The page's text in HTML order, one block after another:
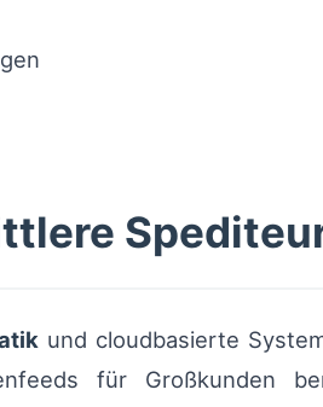
und cloudbasierte
für Großkunden